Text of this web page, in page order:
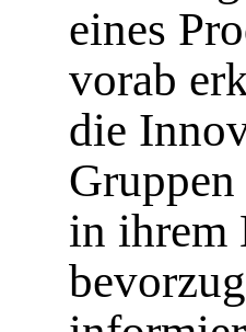
eines
vorab
die
in ihrem